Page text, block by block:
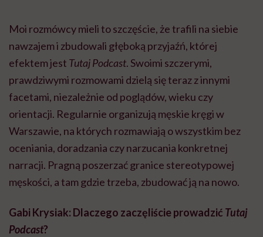
Moi rozmówcy mieli to szczęście, że trafili na siebie
nawzajem i zbudowali głęboką przyjaźń, której
efektem jest Tutaj Podcast. Swoimi szczerymi,
prawdziwymi rozmowami dzielą się teraz z innymi
facetami, niezależnie od poglądów, wieku czy
orientacji. Regularnie organizują męskie kręgi w
Warszawie, na których rozmawiają o wszystkim bez
oceniania, doradzania czy narzucania konkretnej
narracji. Pragną poszerzać granice stereotypowej
męskości, a tam gdzie trzeba, zbudować ją na nowo.
Gabi Krysiak: Dlaczego zaczęliście prowadzić Tutaj
Podcast?